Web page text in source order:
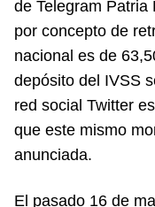
de Telegram
por concepto de
nacional es de
depósito del IVSS
red social Twitter
que este mismo
anunciada.
El pasado 16 de